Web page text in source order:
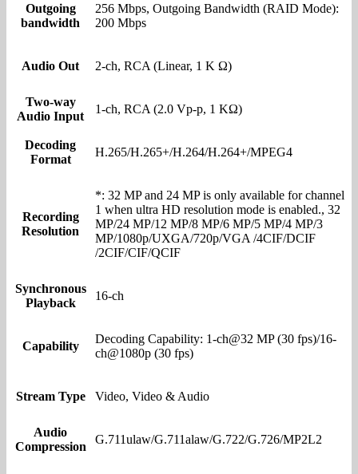
Outgoing
bandwidth
256 Mbps, Outgoing Bandwidth (RAID Mode):
200 Mbps
Audio Out 2-ch, RCA (Linear, 1 K Ω)
Two-way
Audio Input
1-ch, RCA (2.0 Vp-p, 1 KΩ)
Decoding
Format
H.265/H.265+/H.264/H.264+/MPEG4
Recording
Resolution
*: 32 MP and 24 MP is only available for channel
1 when ultra HD resolution mode is enabled., 32
MP/24 MP/12 MP/8 MP/6 MP/5 MP/4 MP/3
MP/1080p/UXGA/720p/VGA /4CIF/DCIF
/2CIF/CIF/QCIF
Synchronous
Playback
16-ch
Capability
Decoding Capability: 1-ch@32 MP (30 fps)/16-
ch@1080p (30 fps)
Stream Type Video, Video & Audio
Audio
Compression
G.711ulaw/G.711alaw/G.722/G.726/MP2L2